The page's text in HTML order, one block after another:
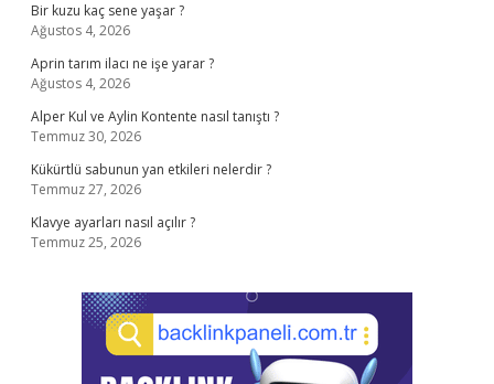
Bir kuzu kaç sene yaşar ?
Ağustos 4, 2026
Aprin tarım ilacı ne işe yarar ?
Ağustos 4, 2026
Alper Kul ve Aylin Kontente nasıl tanıştı ?
Temmuz 30, 2026
Kükürtlü sabunun yan etkileri nelerdir ?
Temmuz 27, 2026
Klavye ayarları nasıl açılır ?
Temmuz 25, 2026